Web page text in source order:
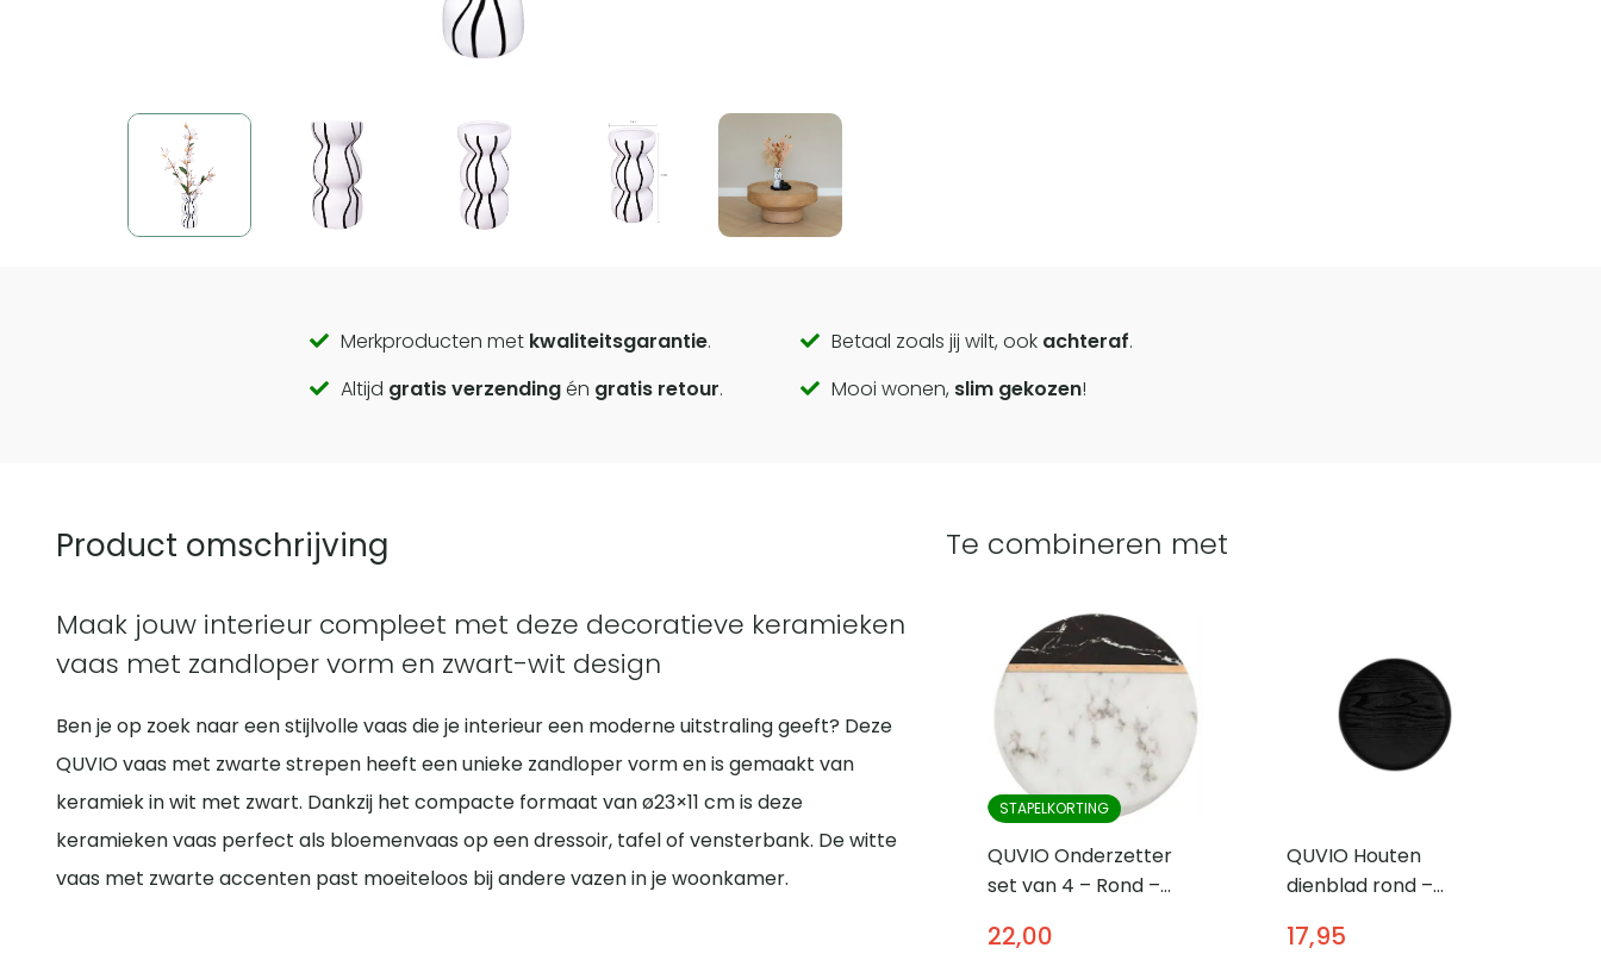
Call
to
Merkproducten met kwaliteitsgarantie. Betaal zoals jij wilt, ook achteraf.
Altijd gratis verzendingén gratis retour. Mooi wonen, slim gekozen!
Product omschrijving
Maak jouw interieur compleet met deze decoratieve keramieken
vaas met zandloper vorm en zwart-wit design
Ben je op zoek naar een stijlvolle vaas die je interieur een moderne uitstraling geeft? Deze
QUVIO vaas met zwarte strepen heeft een unieke zandloper vorm en is gemaakt van
keramiek in wit met zwart. Dankzij het compacte formaat van ø23×11 cm is deze
keramieken vaas perfect als bloemenvaas op een dressoir, tafel of vensterbank. De witte
vaas met zwarte accenten past moeiteloos bij andere vazen in je woonkamer.
Te combineren met
STAPELKORTING
QUVIO Onderzetter
set van 4 – Rond –
22,00
QUVIO Houten
dienblad rond –
Zwart
17,95